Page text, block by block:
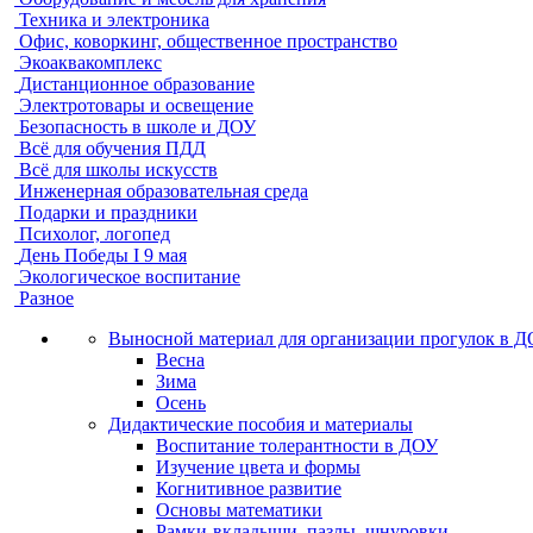
Техника и электроника
Офис, коворкинг, общественное пространство
Экоаквакомплекс
Дистанционное образование
Электротовары и освещение
Безопасность в школе и ДОУ
Всё для обучения ПДД
Всё для школы искусств
Инженерная образовательная среда
Подарки и праздники
Психолог, логопед
День Победы I 9 мая
Экологическое воспитание
Разное
Выносной материал для организации прогулок в
Весна
Зима
Осень
Дидактические пособия и материалы
Воспитание толерантности в ДОУ
Изучение цвета и формы
Когнитивное развитие
Основы математики